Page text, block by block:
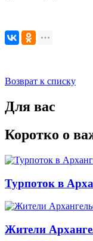
Возврат к списку
Для вас
Коротко о
Турпоток в
Жители